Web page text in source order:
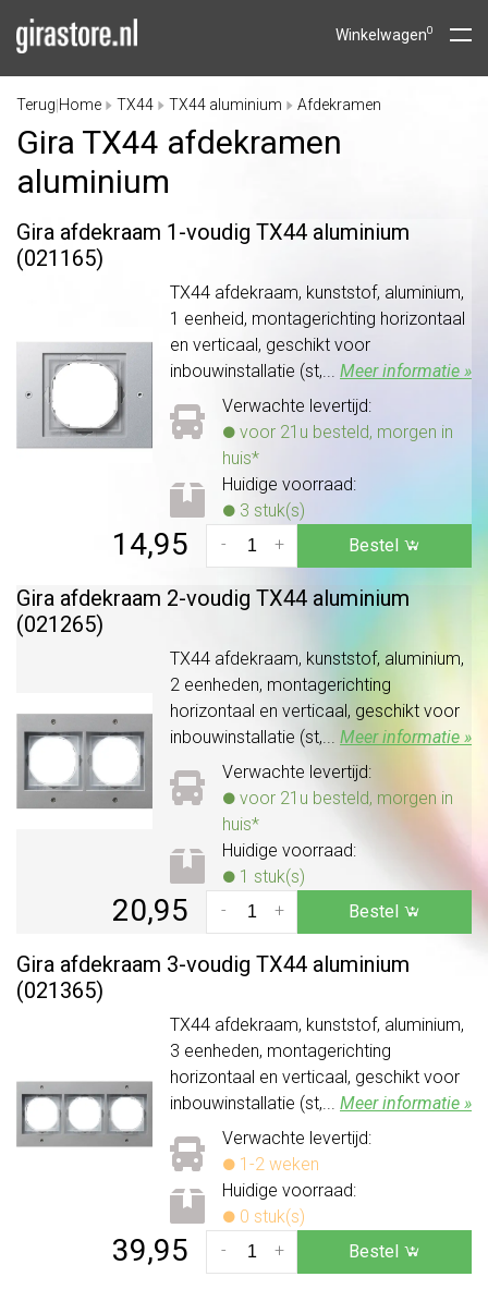
Winkelwagen0
Terug Home TX44 TX44 aluminium Afdekramen
Gira TX44 afdekramen
aluminium
Gira afdekraam 1-voudig TX44 aluminium
(021165)
TX44 afdekraam, kunststof, aluminium,
1 eenheid, montagerichting horizontaal
en verticaal, geschikt voor
inbouwinstallatie (st,... Meer informatie »
Verwachte levertijd:
voor 21u besteld, morgen in
huis*
Huidige voorraad:
3 stuk(s)
14,95 +
- Bestel
Gira afdekraam 2-voudig TX44 aluminium
(021265)
TX44 afdekraam, kunststof, aluminium,
2 eenheden, montagerichting
horizontaal en verticaal, geschikt voor
inbouwinstallatie (st,... Meer informatie »
Verwachte levertijd:
voor 21u besteld, morgen in
huis*
Huidige voorraad:
1 stuk(s)
20,95 +
- Bestel
Gira afdekraam 3-voudig TX44 aluminium
(021365)
TX44 afdekraam, kunststof, aluminium,
3 eenheden, montagerichting
horizontaal en verticaal, geschikt voor
inbouwinstallatie (st,... Meer informatie »
Verwachte levertijd:
1-2 weken
Huidige voorraad:
0 stuk(s)
39,95 +
- Bestel